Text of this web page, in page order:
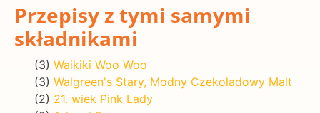
Przepisy z tymi samymi
składnikami
(3) Waikiki Woo Woo
(3) Walgreen's Stary, Modny Czekoladowy Malt
(2) 21. wiek Pink Lady